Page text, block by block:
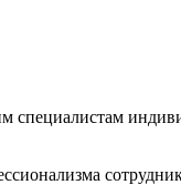
специалистам